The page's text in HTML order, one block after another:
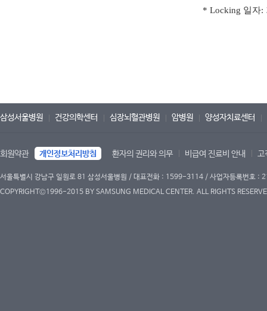
* Locking 일자:
삼성서울병원 건강의학센터 심장뇌혈관병원 암병원 양성자치료센터
회원약관 개인정보처리방침 환자의 권리와 의무 비급여 진료비 안내 고
서울특별시 강남구 일원로 81 삼성서울병원 / 대표전화 : 1599-3114 / 사업자등록번호
COPYRIGHT©1996-2015 BY SAMSUNG MEDICAL CENTER. ALL RIGHTS